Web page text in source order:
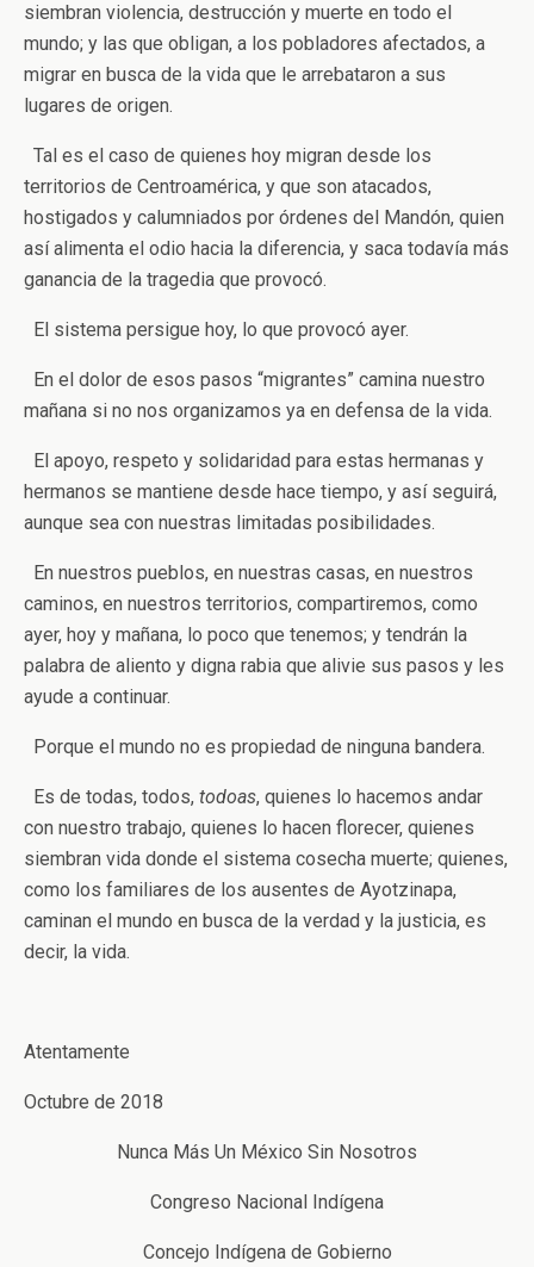
siembran violencia, destrucción y muerte en todo el
mundo; y las que obligan, a los pobladores afectados, a
migrar en busca de la vida que le arrebataron a sus
lugares de origen.
Tal es el caso de quienes hoy migran desde los
territorios de Centroamérica, y que son atacados,
hostigados y calumniados por órdenes del Mandón, quien
así alimenta el odio hacia la diferencia, y saca todavía más
ganancia de la tragedia que provocó.
El sistema persigue hoy, lo que provocó ayer.
En el dolor de esos pasos “migrantes” camina nuestro
mañana si no nos organizamos ya en defensa de la vida.
El apoyo, respeto y solidaridad para estas hermanas y
hermanos se mantiene desde hace tiempo, y así seguirá,
aunque sea con nuestras limitadas posibilidades.
En nuestros pueblos, en nuestras casas, en nuestros
caminos, en nuestros territorios, compartiremos, como
ayer, hoy y mañana, lo poco que tenemos; y tendrán la
palabra de aliento y digna rabia que alivie sus pasos y les
ayude a continuar.
Porque el mundo no es propiedad de ninguna bandera.
Es de todas, todos, todoas, quienes lo hacemos andar
con nuestro trabajo, quienes lo hacen florecer, quienes
siembran vida donde el sistema cosecha muerte; quienes,
como los familiares de los ausentes de Ayotzinapa,
caminan el mundo en busca de la verdad y la justicia, es
decir, la vida.
Atentamente
Octubre de 2018
Nunca Más Un México Sin Nosotros
Congreso Nacional Indígena
Concejo Indígena de Gobierno